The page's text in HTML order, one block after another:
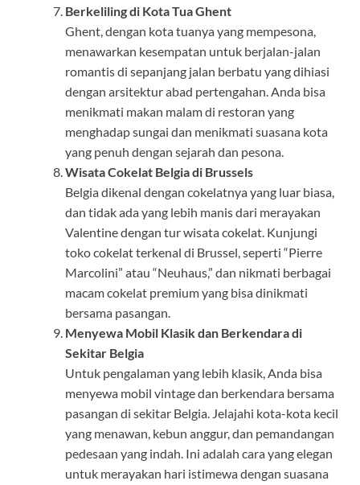
Berkeliling di Kota Tua Ghent
Ghent, dengan kota tuanya yang mempesona,
menawarkan kesempatan untuk berjalan-jalan
romantis di sepanjang jalan berbatu yang dihiasi
dengan arsitektur abad pertengahan. Anda bisa
menikmati makan malam di restoran yang
menghadap sungai dan menikmati suasana kota
yang penuh dengan sejarah dan pesona.
Wisata Cokelat Belgia di Brussels
Belgia dikenal dengan cokelatnya yang luar biasa,
dan tidak ada yang lebih manis dari merayakan
Valentine dengan tur wisata cokelat. Kunjungi
toko cokelat terkenal di Brussel, seperti “Pierre
Marcolini” atau “Neuhaus,” dan nikmati berbagai
macam cokelat premium yang bisa dinikmati
bersama pasangan.
Menyewa Mobil Klasik dan Berkendara di
Sekitar Belgia
Untuk pengalaman yang lebih klasik, Anda bisa
menyewa mobil vintage dan berkendara bersama
pasangan di sekitar Belgia. Jelajahi kota-kota kecil
yang menawan, kebun anggur, dan pemandangan
pedesaan yang indah. Ini adalah cara yang elegan
untuk merayakan hari istimewa dengan suasana